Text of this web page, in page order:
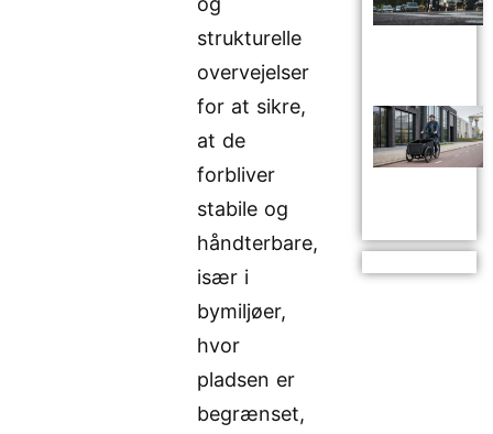
strukturelle
overvejelser
for at sikre,
at de
forbliver
stabile og
håndterbare,
især i
bymiljøer,
hvor
pladsen er
begrænset,